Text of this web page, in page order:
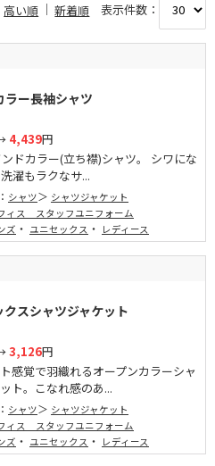
高い順 新着順 表示件数：
ラー長袖シャツ
4,439円
ドカラー(立ち襟)シャツ。 シワにな
濯もラクなサ...
シャツ シャツジャケット
ィス スタッフユニフォーム
ズ ・ ユニセックス ・ レディース
クスシャツジャケット
3,126円
感覚で羽織れるオープンカラーシャ
ト。こなれ感のあ...
シャツ シャツジャケット
ィス スタッフユニフォーム
ズ ・ ユニセックス ・ レディース